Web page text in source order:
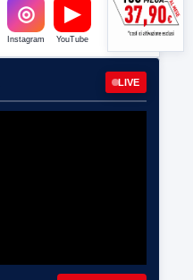
◎
Instagram
▶
YouTube
LIVE